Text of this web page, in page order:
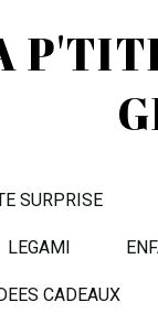
SURPRISE
LEGAMI
CADEAUX